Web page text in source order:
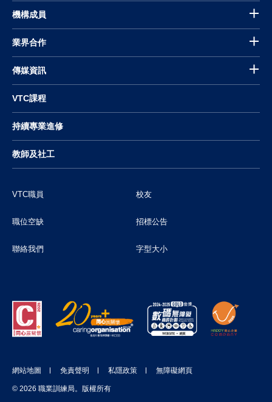
機構成員
業界合作
傳媒資訊
VTC課程
持續專業進修
教師及社工
VTC職員 校友
職位空缺 招標公告
聯絡我們 字型大小
網站地圖 免責聲明 私隱政策 無障礙網頁
© 2026 職業訓練局。版權所有